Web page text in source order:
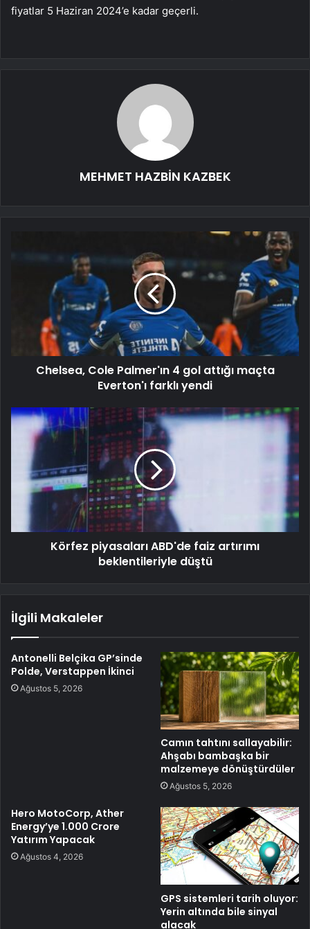
fiyatlar 5 Haziran 2024’e kadar geçerli.
MEHMET HAZBİN KAZBEK
Chelsea, Cole Palmer'ın 4 gol attığı maçta
Everton'ı farklı yendi
Körfez piyasaları ABD'de faiz artırımı
beklentileriyle düştü
İlgili Makaleler
Antonelli Belçika GP’sinde
Polde, Verstappen İkinci
Ağustos 5, 2026
Camın tahtını sallayabilir:
Ahşabı bambaşka bir
malzemeye dönüştürdüler
Ağustos 5, 2026
Hero MotoCorp, Ather
Energy’ye 1.000 Crore
Yatırım Yapacak
Ağustos 4, 2026
GPS sistemleri tarih oluyor:
Yerin altında bile sinyal
alacak